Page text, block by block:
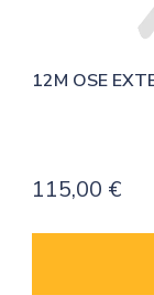
12M OSE
115,00 €